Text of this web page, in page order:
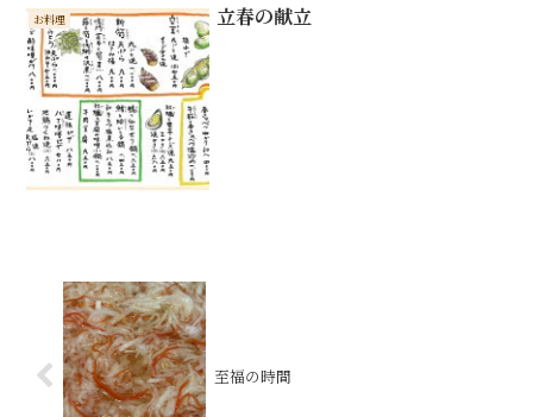
お料理 立春の献立
至福の時間